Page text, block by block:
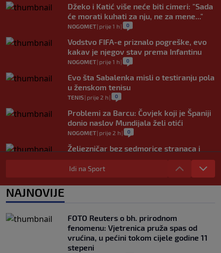
Džeko i Katić više neće biti cimeri: "Sada
će morati kuhati za nju, ne za mene..."
NOGOMET| prije 1 h | 0
Vodstvo FIFA-e priznalo pogreške, evo
kakav je njegov stav prema Infantinu
NOGOMET| prije 1 h | 0
Evo šta Sabalenka misli o testiranju pola
u ženskom tenisu
TENIS| prije 2 h | 0
Problemi za Barcu: Čovjek koji je Španiji
donio naslov Mundijala želi otići
NOGOMET| prije 2 h | 0
Željezničar bez sedmorice stranaca i
nekoliko važnih igrača protiv BSK-a:
Klub objasnio zbog čega nisu
0
Evropu, na dresu zadužio "devetku"
0
Idi na Sport
NAJNOVIJE
FOTO Reuters o bh. prirodnom
fenomenu: Vjetrenica pruža spas od
vrućina, u pećini tokom cijele godine 11
stepeni